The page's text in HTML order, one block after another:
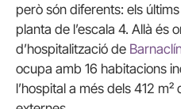
però són diferents: els
planta de l’escala 4. Allà és
d’hospitalització de
ocupa amb 16 habitacions
l’hospital a més dels 412